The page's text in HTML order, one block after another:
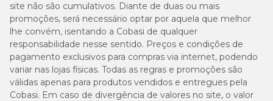
site não são cumulativos. Diante de duas ou mais
promoções, será necessário optar por aquela que melhor
lhe convém, isentando a Cobasi de qualquer
responsabilidade nesse sentido. Preços e condições de
pagamento exclusivos para compras via internet, podendo
variar nas lojas físicas. Todas as regras e promoções são
válidas apenas para produtos vendidos e entregues pela
Cobasi. Em caso de divergência de valores no site, o valor